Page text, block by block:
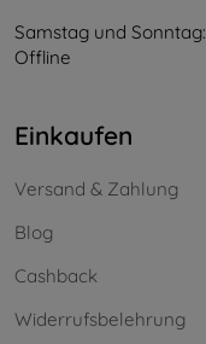
Samstag und Sonntag:
Offline
Einkaufen
Versand & Zahlung
Blog
Cashback
Widerrufsbelehrung